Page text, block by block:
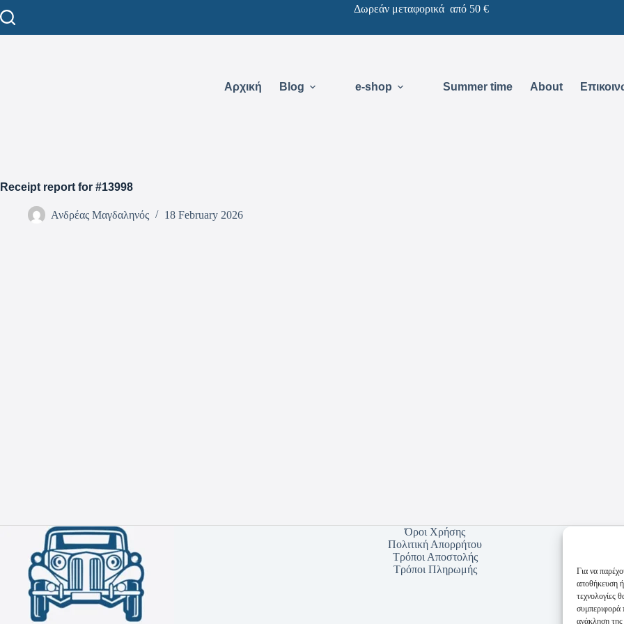
Για να
αποθήκευση
τεχνολογίες
συμπεριφορά
ανάκληση της
Δωρεάν μεταφορικά από 50 €
Αρχική Blog e-shop Summer time About
Receipt report for #13998
Ανδρέας Μαγδαληνός 18 February 2026
Όροι Χρήσης
Πολιτική Απορρήτου
Τρόποι Αποστολής
Τρόποι Πληρωμής